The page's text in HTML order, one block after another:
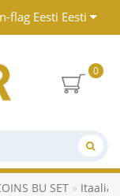
Eesti
0
BU SET Itaalia